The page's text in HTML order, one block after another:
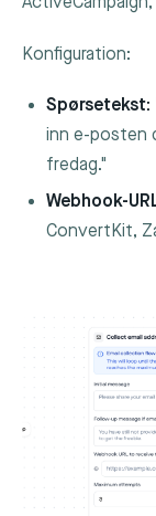
Konfiguration:
Spørsetekst:
inn e-posten
fredag."
Webhook-
ConvertKit,